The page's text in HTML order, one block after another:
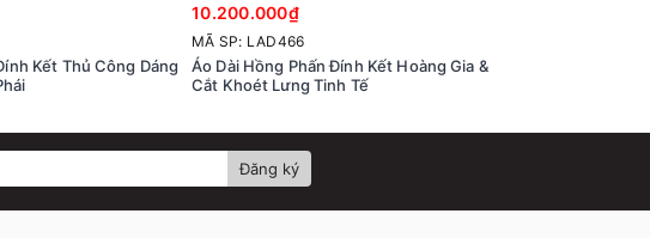
Kết Thủ Công Dáng
10.200.000₫
MÃ SP: LAD466
Áo Dài Hồng Phấn Đính Kết Hoàng Gia &
Cắt Khoét Lưng Tinh Tế
Đăng ký